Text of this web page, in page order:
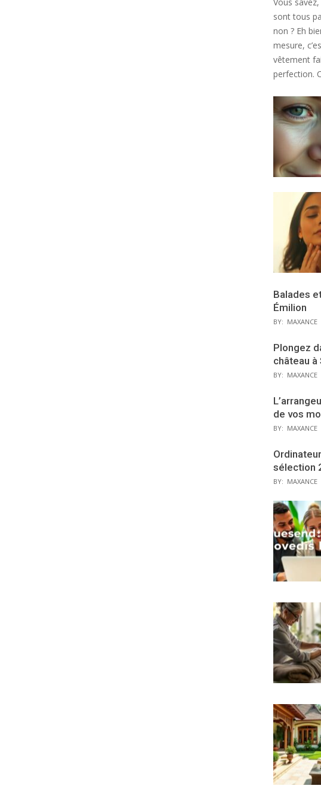
sont tous
non ? Eh
mesure,
vêtement
perfection.
Balades
Émilion
BY: MAXANCE
Plongez
château à
BY: MAXANCE
de vos
BY: MAXANCE
sélection
BY: MAXANCE